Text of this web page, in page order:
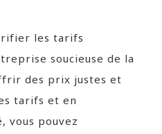
les tarifs
soucieuse de la
des prix justes et
tarifs et en
vous pouvez